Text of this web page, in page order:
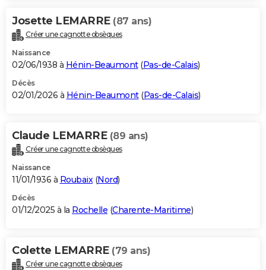
Carte de Noël
Carte Bonne année
Carte Saint-Valentin
Carte Pâques
Carte d'anniversaire
DICTIONNAIRE
Dictionnaire
Biographies
Citations
Expressions
Proverbes
PROGRAMME TV
S'inscrire
Se connecter
Lycées
Collèges
Primaires
Universités
Entreprises
Service militaire
Avis de recherche
AVIS DE DÉCÈS
Bricolage
Lifestyle
Culture
Sport
Auto
Television
Voyage
Cinema
Josette LEMARRE (87 ans)
Créer une cagnotte obsèques
Naissance
02/06/1938 à Hénin-Beaumont(Pas-de-Calais)
Décès
02/01/2026 à Hénin-Beaumont(Pas-de-Calais)
Claude LEMARRE (89 ans)
Créer une cagnotte obsèques
Naissance
11/01/1936 à Roubaix(Nord)
Décès
01/12/2025 à la Rochelle (Charente-Maritime)
Colette LEMARRE (79 ans)
Créer une cagnotte obsèques